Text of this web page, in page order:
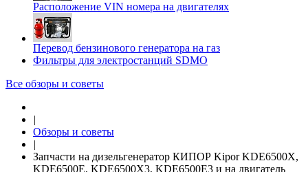
Расположение VIN номера на двигателях
Перевод бензинового генератора на газ
Фильтры для электростанций SDMO
Все обзоры и советы
|
Обзоры и советы
|
Запчасти на дизельгенератор КИПОР Kipor KDE6500X,
KDE6500E, KDE6500X3, KDE6500E3 и на двигатель